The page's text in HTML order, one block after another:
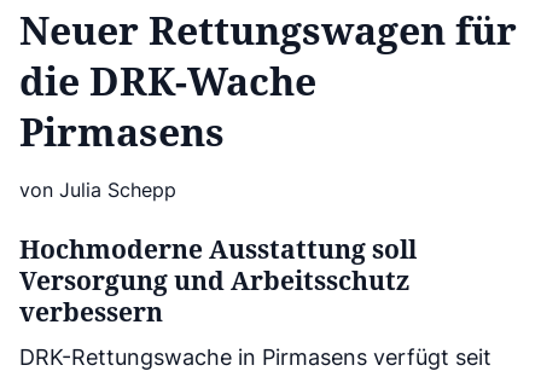
Neuer Rettungswagen für
die DRK-Wache
Pirmasens
von Julia Schepp
Hochmoderne Ausstattung soll
Versorgung und Arbeitsschutz
verbessern
DRK-Rettungswache in Pirmasens verfügt seit